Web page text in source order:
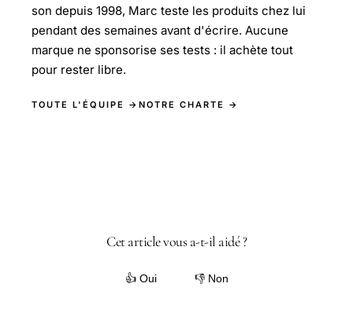
son depuis 1998, Marc teste les produits chez lui
pendant des semaines avant d'écrire. Aucune
marque ne sponsorise ses tests : il achète tout
pour rester libre.
TOUTE L'ÉQUIPE → NOTRE CHARTE →
Cet article vous a-t-il aidé ?
👍 Oui 👎 Non